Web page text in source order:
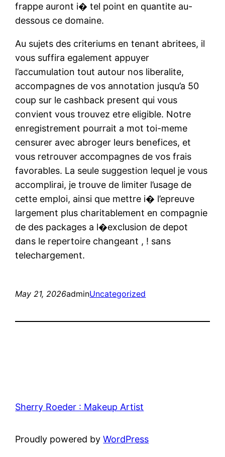
frappe auront i� tel point en quantite au-
dessous ce domaine.
Au sujets des criteriums en tenant abritees, il
vous suffira egalement appuyer
l’accumulation tout autour nos liberalite,
accompagnes de vos annotation jusqu’a 50
coup sur le cashback present qui vous
convient vous trouvez etre eligible. Notre
enregistrement pourrait a mot toi-meme
censurer avec abroger leurs benefices, et
vous retrouver accompagnes de vos frais
favorables. La seule suggestion lequel je vous
accomplirai, je trouve de limiter l’usage de
cette emploi, ainsi que mettre i� l’epreuve
largement plus charitablement en compagnie
de des packages a l�exclusion de depot
dans le repertoire changeant , ! sans
telechargement.
May 21, 2026adminUncategorized
Sherry Roeder : Makeup Artist
Proudly powered byWordPress